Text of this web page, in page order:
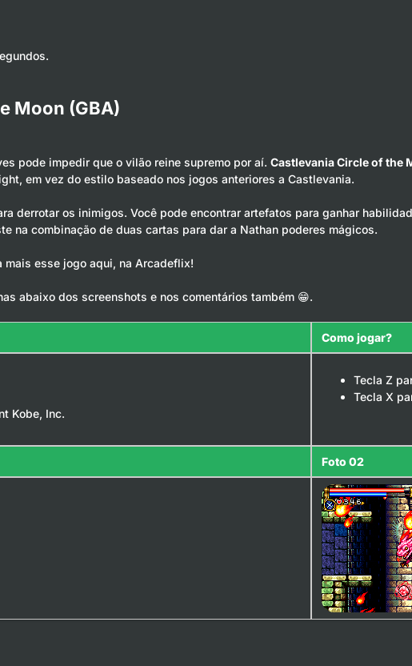
Moon (GBA)
pode impedir que o vilão reine supremo por aí. Castlevania Circle of the
em vez do estilo baseado nos jogos anteriores a Castlevania.
derrotar os inimigos. Você pode encontrar artefatos para ganhar
na combinação de duas cartas para dar a Nathan poderes mágicos.
mais esse jogo aqui, na Arcadeflix!
abaixo dos screenshots e nos comentários também 😁.
Como jogar?
Kobe, Inc.
Tecla Z
Tecla X
Foto 02